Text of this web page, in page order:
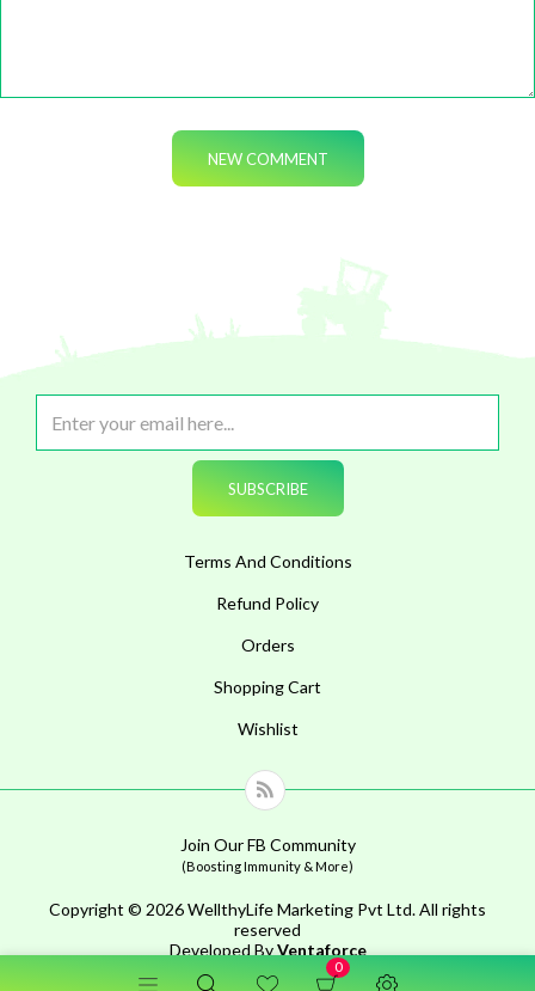
0
Terms And Conditions
Refund Policy
Orders
Shopping Cart
Wishlist
Join Our FB Community
(Boosting Immunity & More)
Copyright © 2026 WellthyLife Marketing Pvt Ltd. All rights
reserved
Developed ByVentaforce